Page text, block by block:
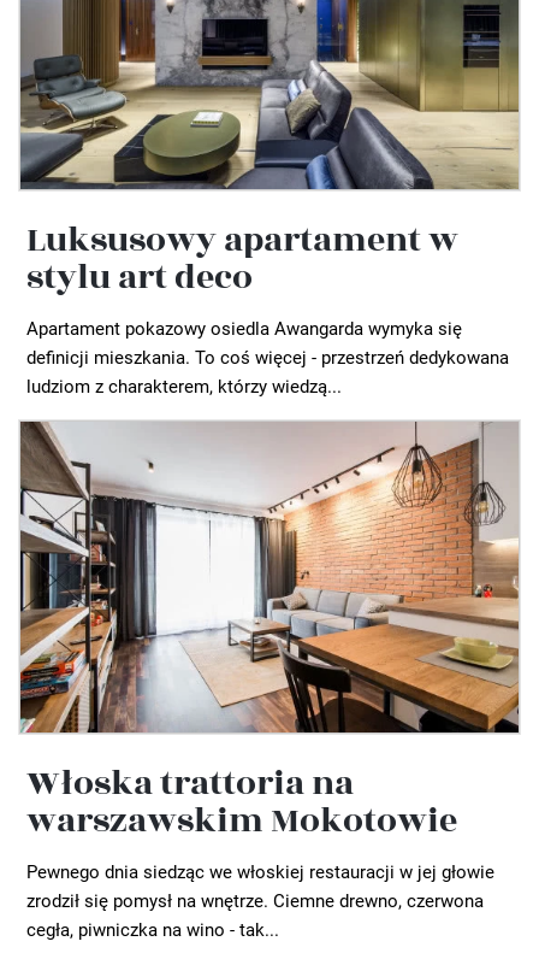
Luksusowy apartament w
stylu art deco
Apartament pokazowy osiedla Awangarda wymyka się
definicji mieszkania. To coś więcej - przestrzeń dedykowana
ludziom z charakterem, którzy wiedzą...
Włoska trattoria na
warszawskim Mokotowie
Pewnego dnia siedząc we włoskiej restauracji w jej głowie
zrodził się pomysł na wnętrze. Ciemne drewno, czerwona
cegła, piwniczka na wino - tak...